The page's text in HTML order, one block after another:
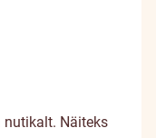
nutikalt. Näiteks